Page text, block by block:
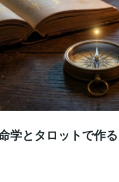
学とタロットで作